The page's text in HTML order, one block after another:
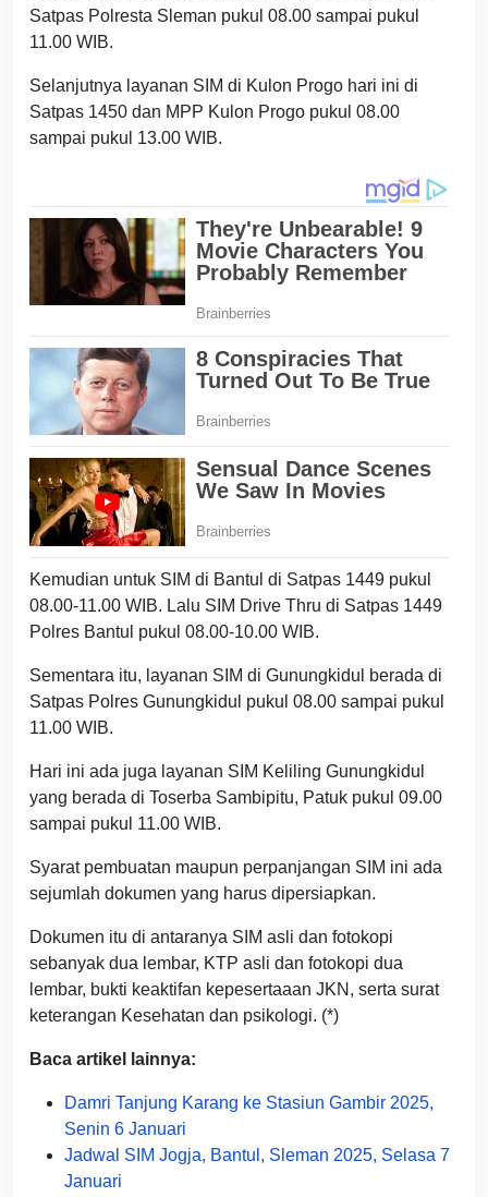
Satpas Polresta Sleman pukul 08.00 sampai pukul
11.00 WIB.
Selanjutnya layanan SIM di Kulon Progo hari ini di
Satpas 1450 dan MPP Kulon Progo pukul 08.00
sampai pukul 13.00 WIB.
Kemudian untuk SIM di Bantul di Satpas 1449 pukul
08.00-11.00 WIB. Lalu SIM Drive Thru di Satpas 1449
Polres Bantul pukul 08.00-10.00 WIB.
Sementara itu, layanan SIM di Gunungkidul berada di
Satpas Polres Gunungkidul pukul 08.00 sampai pukul
11.00 WIB.
Hari ini ada juga layanan SIM Keliling Gunungkidul
yang berada di Toserba Sambipitu, Patuk pukul 09.00
sampai pukul 11.00 WIB.
Syarat pembuatan maupun perpanjangan SIM ini ada
sejumlah dokumen yang harus dipersiapkan.
Dokumen itu di antaranya SIM asli dan fotokopi
sebanyak dua lembar, KTP asli dan fotokopi dua
lembar, bukti keaktifan kepesertaaan JKN, serta surat
keterangan Kesehatan dan psikologi. (*)
Baca artikel lainnya:
Damri Tanjung Karang ke Stasiun Gambir 2025,
Senin 6 Januari
Jadwal SIM Jogja, Bantul, Sleman 2025, Selasa 7
Januari